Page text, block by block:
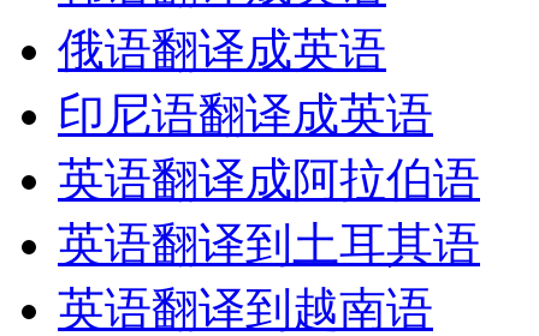
俄语翻译成英语
印尼语翻译成英语
英语翻译成阿拉伯语
英语翻译到土耳其语
英语翻译到越南语